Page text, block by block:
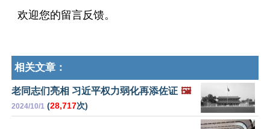
欢迎您的留言反馈。
相关文章：
老同志们亮相 习近平权力弱化再添佐证 🖼️
2024/10/1 (28,717次)